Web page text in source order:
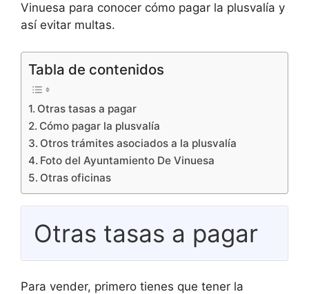
Vinuesa para conocer cómo pagar la plusvalía y
así evitar multas.
Tabla de contenidos
Otras tasas a pagar
Cómo pagar la plusvalía
Otros trámites asociados a la plusvalía
Foto del Ayuntamiento De Vinuesa
Otras oficinas
Otras tasas a pagar
Para vender, primero tienes que tener la